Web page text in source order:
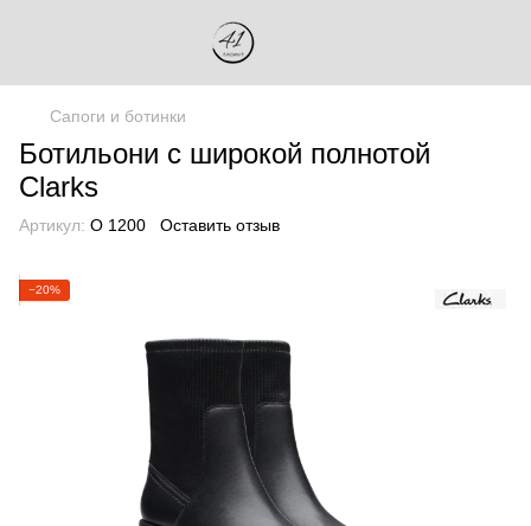
Сапоги и ботинки
Ботильони с широкой полнотой
Clarks
Артикул: О 1200 Оставить отзыв
−20%